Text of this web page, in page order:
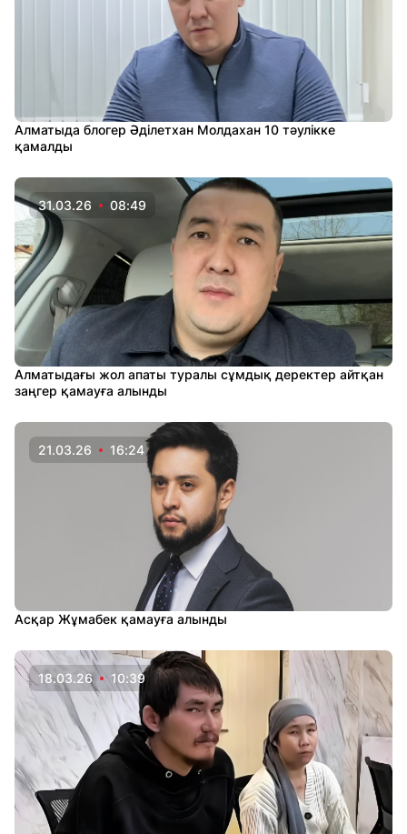
Алматыда блогер Әділетхан Молдахан 10 тәулікке
қамалды
31.03.26 08:49
Алматыдағы жол апаты туралы сұмдық деректер айтқан
заңгер қамауға алынды
21.03.26 16:24
Асқар Жұмабек қамауға алынды
18.03.26 10:39